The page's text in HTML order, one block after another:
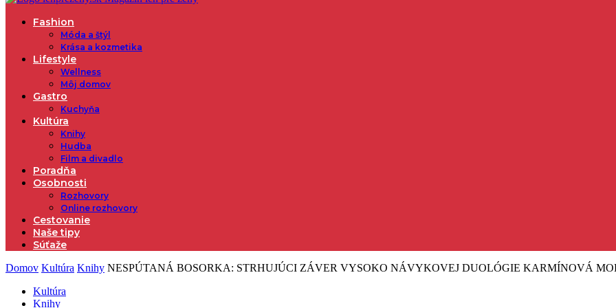
Fashion
Móda a štýl
Krása a kozmetika
Lifestyle
Wellness
Môj domov
Gastro
Kuchyňa
Kultúra
Knihy
Hudba
Film a divadlo
Poradňa
Osobnosti
Rozhovory
Online rozhovory
Cestovanie
Naše tipy
Súťaže
Domov Kultúra Knihy NESPÚTANÁ BOSORKA: STRHUJÚCI ZÁVER VYSOKO NÁVYKOVEJ DUOLÓGIE KARMÍNOVÁ
Kultúra
Knihy